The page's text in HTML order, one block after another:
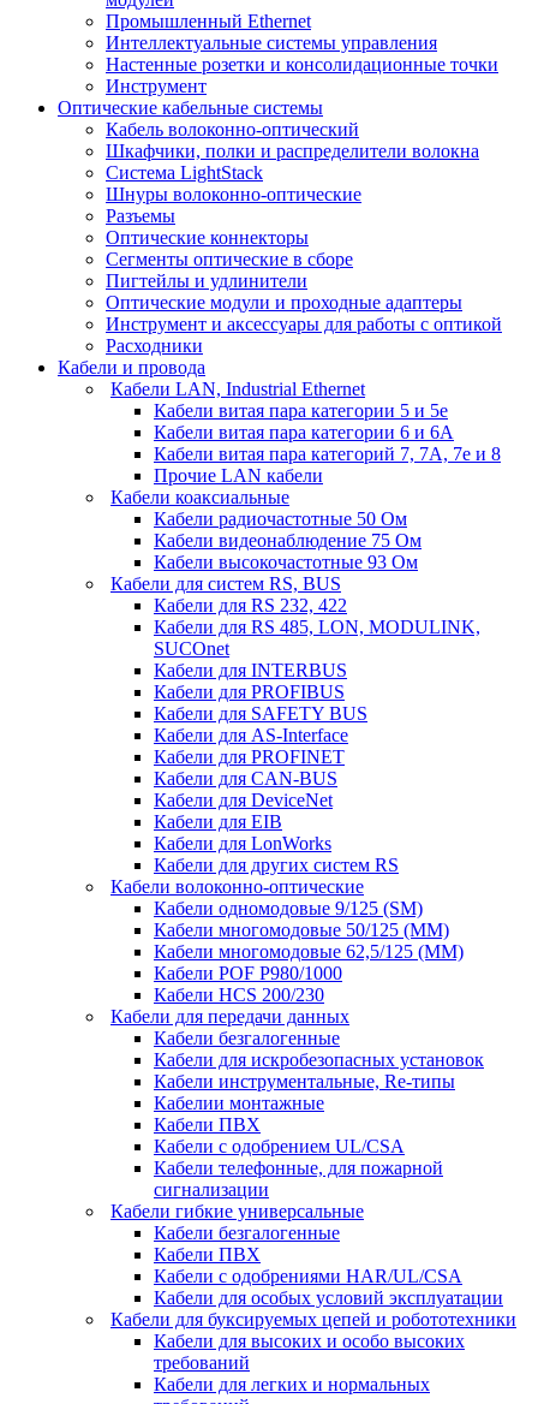
Промышленный Ethernet
Интеллектуальные системы управления
Настенные розетки и консолидационные точки
Инструмент
Оптические кабельные системы
Кабель волоконно-оптический
Шкафчики, полки и распределители волокна
Система LightStack
Шнуры волоконно-оптические
Разъемы
Оптические коннекторы
Сегменты оптические в сборе
Пигтейлы и удлинители
Оптические модули и проходные адаптеры
Инструмент и аксессуары для работы с оптикой
Расходники
Кабели и провода
Кабели LAN, Industrial Ethernet
Кабели витая пара категории 5 и 5е
Кабели витая пара категории 6 и 6A
Кабели витая пара категорий 7, 7А, 7е и 8
Прочие LAN кабели
Кабели коаксиальные
Кабели радиочастотные 50 Ом
Кабели видеонаблюдение 75 Ом
Кабели высокочастотные 93 Ом
Кабели для систем RS, BUS
Кабели для RS 232, 422
Кабели для RS 485, LON, MODULINK,
SUCOnet
Кабели для INTERBUS
Кабели для PROFIBUS
Кабели для SAFETY BUS
Кабели для AS-Interface
Кабели для PROFINET
Кабели для CAN-BUS
Кабели для DeviceNet
Кабели для EIB
Кабели для LonWorks
Кабели для других систем RS
Кабели волоконно-оптические
Кабели одномодовые 9/125 (SM)
Кабели многомодовые 50/125 (ММ)
Кабели многомодовые 62,5/125 (ММ)
Кабели POF P980/1000
Кабели HCS 200/230
Кабели для передачи данных
Кабели безгалогенные
Кабели для искробезопасных установок
Кабели инструментальные, Re-типы
Кабелии монтажные
Кабели ПВХ
Кабели с одобрением UL/CSA
Кабели телефонные, для пожарной
сигнализации
Кабели гибкие универсальные
Кабели безгалогенные
Кабели ПВХ
Кабели с одобрениями HAR/UL/CSA
Кабели для особых условий эксплуатации
Кабели для буксируемых цепей и робототехники
Кабели для высоких и особо высоких
требований
Кабели для легких и нормальных